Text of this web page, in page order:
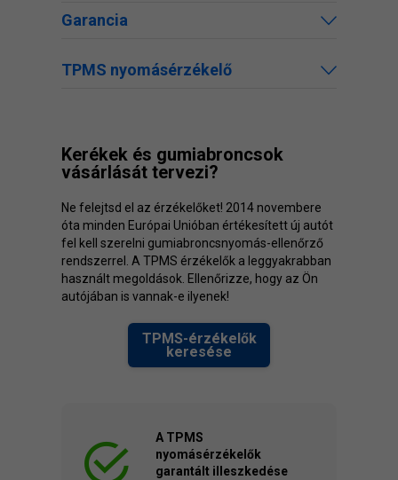
Garancia
TPMS nyomásérzékelő
Kerékek és gumiabroncsok
vásárlását tervezi?
Ne felejtsd el az érzékelőket! 2014 novembere
óta minden Európai Unióban értékesített új autót
fel kell szerelni gumiabroncsnyomás-ellenőrző
rendszerrel. A TPMS érzékelők a leggyakrabban
használt megoldások. Ellenőrizze, hogy az Ön
autójában is vannak-e ilyenek!
TPMS-érzékelők
keresése
A TPMS
nyomásérzékelők
garantált illeszkedése